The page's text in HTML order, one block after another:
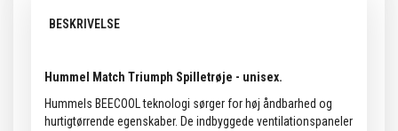
BESKRIVELSE
Hummel Match Triumph Spilletrøje - unisex.
Hummels BEECOOL teknologi sørger for høj åndbarhed og
hurtigtørrende egenskaber. De indbyggede ventilationspaneler